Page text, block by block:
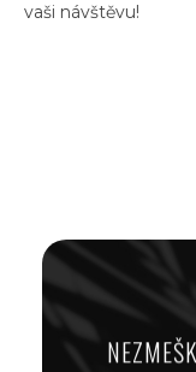
vaši návštěvu!